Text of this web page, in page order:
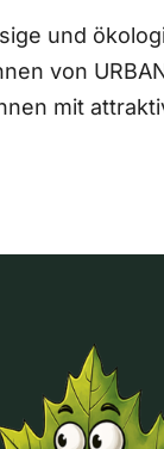
und
von
mit